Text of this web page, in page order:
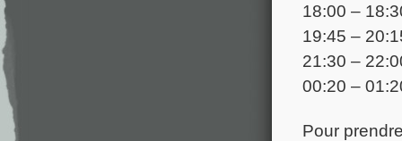
18:00 –
19:45 –
21:30 –
00:20 –
Pour